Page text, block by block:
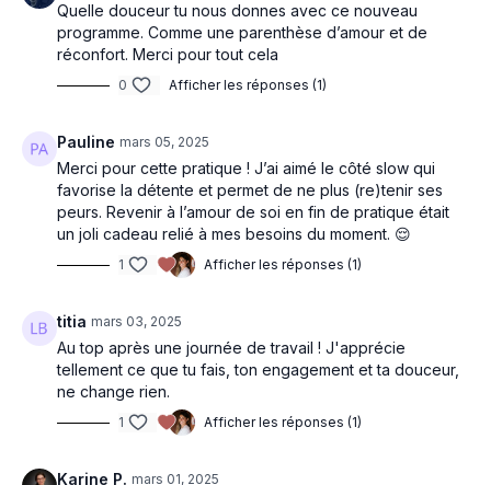
Quelle douceur tu nous donnes avec ce nouveau
programme. Comme une parenthèse d’amour et de
réconfort. Merci pour tout cela
0 Afficher les réponses (1)
Pauline mars 05, 2025
Merci pour cette pratique ! J’ai aimé le côté slow qui
favorise la détente et permet de ne plus (re)tenir ses
peurs. Revenir à l’amour de soi en fin de pratique était
un joli cadeau relié à mes besoins du moment. 😌
1 Afficher les réponses (1)
titia mars 03, 2025
Au top après une journée de travail ! J'apprécie
tellement ce que tu fais, ton engagement et ta douceur,
ne change rien.
1 Afficher les réponses (1)
Karine P. mars 01, 2025